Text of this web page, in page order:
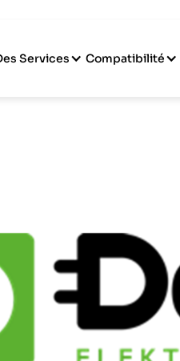
Services Compatibilité